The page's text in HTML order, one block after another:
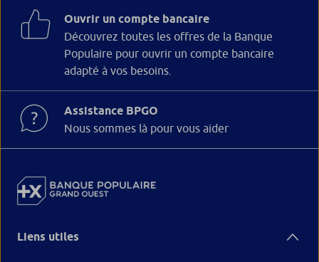
Ouvrir un compte bancaire
Découvrez toutes les offres de la Banque
Populaire pour ouvrir un compte bancaire
adapté à vos besoins.
Assistance BPGO
Nous sommes là pour vous aider
Liens utiles